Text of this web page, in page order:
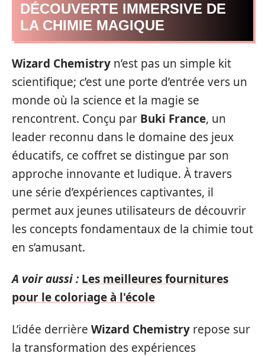
DÉCOUVERTE IMMERSIVE DE
LA CHIMIE MAGIQUE
Wizard Chemistry n’est pas un simple kit
scientifique; c’est une porte d’entrée vers un
monde où la science et la magie se
rencontrent. Conçu par Buki France, un
leader reconnu dans le domaine des jeux
éducatifs, ce coffret se distingue par son
approche innovante et ludique. À travers
une série d’expériences captivantes, il
permet aux jeunes utilisateurs de découvrir
les concepts fondamentaux de la chimie tout
en s’amusant.
A voir aussi : Les meilleures fournitures
pour le coloriage à l'école
L’idée derrière Wizard Chemistry repose sur
la transformation des expériences